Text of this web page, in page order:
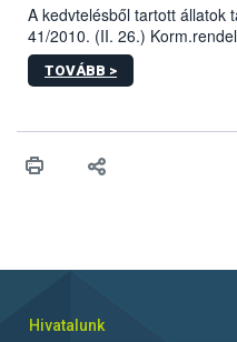
A kedvtelésből tartott állatok
41/2010. (II. 26.)
sérülés, illetve ennek
hatósági feladatokat,
TOVÁBB >
Hivatalunk